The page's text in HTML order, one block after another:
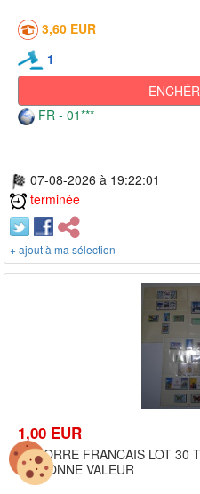
3,60 EUR
1
FR - 01***
07-08-2026 à 19:22:01
terminée
+ ajout à ma sélection
1,00 EUR
ANDORRE FRANCAIS LOT 30
94. BONNE VALEUR